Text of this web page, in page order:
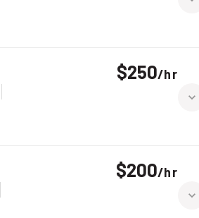
$250/hr
$200/hr